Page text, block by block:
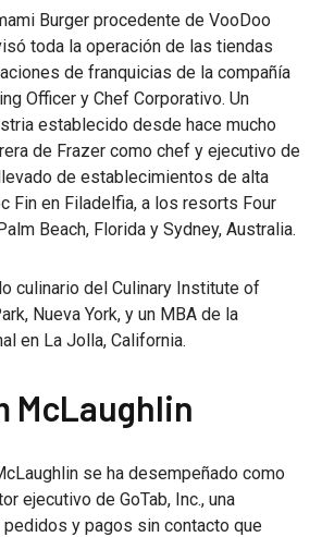
Burger procedente de VooDoo
toda la operación de las tiendas
de franquicias de la compañía
Officer y Chef Corporativo. Un
establecido desde hace mucho
de Frazer como chef y ejecutivo de
de establecimientos de alta
Fin en Filadelfia, a los resorts Four
Beach, Florida y Sydney, Australia.
culinario del Culinary Institute of
Nueva York, y un MBA de la
en La Jolla, California.
McLaughlin
se ha desempeñado como
ejecutivo de GoTab, Inc., una
y pagos sin contacto que